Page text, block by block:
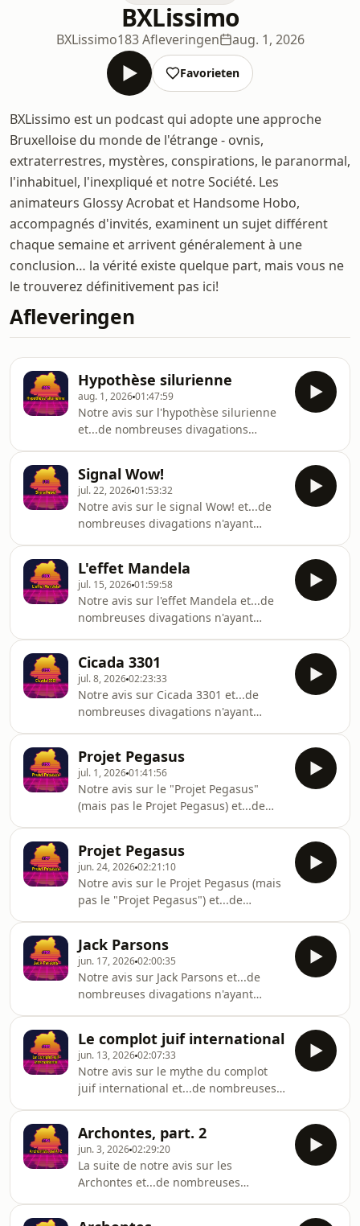
BXLissimo
BXLissimo183 Afleveringen aug. 1, 2026
Favorieten
BXLissimo est un podcast qui adopte une approche
Bruxelloise du monde de l'étrange - ovnis,
extraterrestres, mystères, conspirations, le paranormal,
l'inhabituel, l'inexpliqué et notre Société. Les
animateurs Glossy Acrobat et Handsome Hobo,
accompagnés d'invités, examinent un sujet différent
chaque semaine et arrivent généralement à une
conclusion… la vérité existe quelque part, mais vous ne
le trouverez définitivement pas ici!
Afleveringen
Hypothèse silurienne
aug. 1, 202601:47:59
Notre avis sur l'hypothèse silurienne
et...de nombreuses divagations
Signal Wow!
jul. 22, 202601:53:32
Notre avis sur le signal Wow! et...de
nombreuses divagations n'ayant
L'effet Mandela
jul. 15, 202601:59:58
Notre avis sur l'effet Mandela et...de
nombreuses divagations n'ayant
Cicada 3301
jul. 8, 202602:23:33
Notre avis sur Cicada 3301 et...de
nombreuses divagations n'ayant
Projet Pegasus
jul. 1, 202601:41:56
Notre avis sur le "Projet Pegasus"
(mais pas le Projet Pegasus) et...de
Projet Pegasus
jun. 24, 202602:21:10
Notre avis sur le Projet Pegasus (mais
pas le "Projet Pegasus") et...de
Jack Parsons
jun. 17, 202602:00:35
Notre avis sur Jack Parsons et...de
nombreuses divagations n'ayant
Le complot juif international
jun. 13, 202602:07:33
Notre avis sur le mythe du complot
juif international et...de nombreuses
Archontes, part. 2
jun. 3, 202602:29:20
La suite de notre avis sur les
Archontes et...de nombreuses